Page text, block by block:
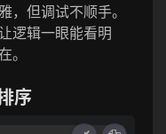
，但调试不顺手。
逻辑一眼能看明
。
序